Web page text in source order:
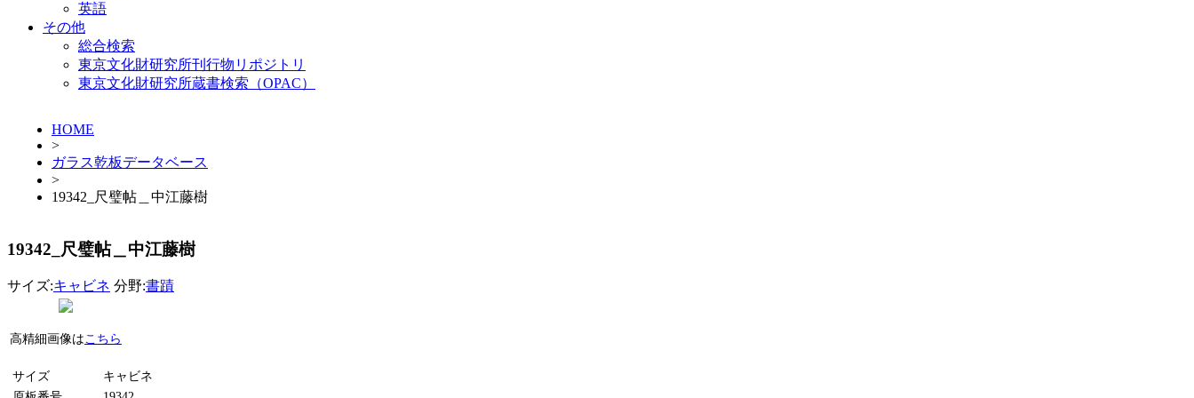
英語
その他
総合検索
東京文化財研究所刊行物リポジトリ
東京文化財研究所蔵書検索（OPAC）
HOME
>
ガラス乾板データベース
>
19342_尺璧帖＿中江藤樹
19342_尺璧帖＿中江藤樹
サイズ:キャビネ 分野:書蹟
高精細画像はこちら
サイズ
キャビネ